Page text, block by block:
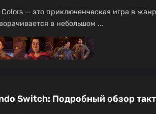
— это приключенческая игра в
в небольшом ...
Switch: Подробный обзор